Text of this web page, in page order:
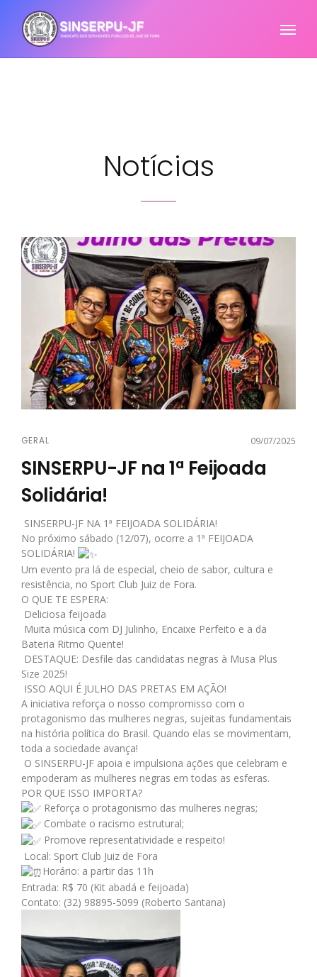
Notícias
GERAL 09/07/2025
SINSERPU-JF na 1ª Feijoada
Solidária!
SINSERPU-JF NA 1ª FEIJOADA SOLIDÁRIA!
No próximo sábado (12/07), ocorre a 1ª FEIJOADA
SOLIDÁRIA!
Um evento pra lá de especial, cheio de sabor, cultura e
resistência, no Sport Club Juiz de Fora.
O QUE TE ESPERA:
Deliciosa feijoada
Muita música com DJ Julinho, Encaixe Perfeito e a da
Bateria Ritmo Quente!
DESTAQUE: Desfile das candidatas negras à Musa Plus
Size 2025!
ISSO AQUI É JULHO DAS PRETAS EM AÇÃO!
A iniciativa reforça o nosso compromisso com o
protagonismo das mulheres negras, sujeitas fundamentais
na história política do Brasil. Quando elas se movimentam,
toda a sociedade avança!
O SINSERPU-JF apoia e impulsiona ações que celebram e
empoderam as mulheres negras em todas as esferas.
POR QUE ISSO IMPORTA?
Reforça o protagonismo das mulheres negras;
Combate o racismo estrutural;
Promove representatividade e respeito!
Local: Sport Club Juiz de Fora
Horário: a partir das 11h
Entrada: R$ 70 (Kit abadá e feijoada)
Contato: (32) 98895-5099 (Roberto Santana)